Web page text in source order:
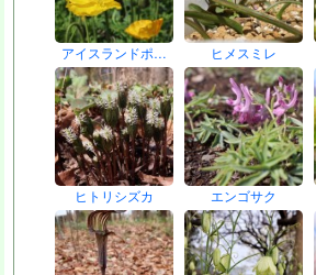
アイスランドポ… ヒメスミレ
ヒトリシズカ エンゴサク